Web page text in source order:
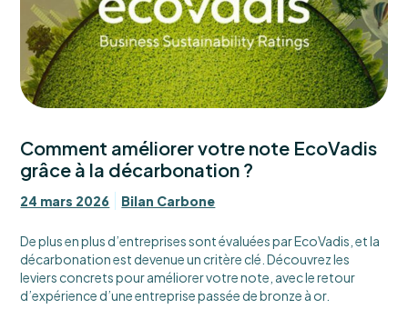
Comment améliorer votre note EcoVadis
grâce à la décarbonation ?
24 mars 2026 Bilan Carbone
De plus en plus d’entreprises sont évaluées par EcoVadis, et la
décarbonation est devenue un critère clé. Découvrez les
leviers concrets pour améliorer votre note, avec le retour
d’expérience d’une entreprise passée de bronze à or.